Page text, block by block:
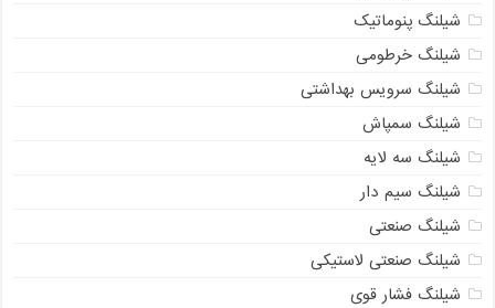
شیلنگ پنوماتیک
شیلنگ خرطومی
شیلنگ سرویس بهداشتی
شیلنگ سمپاش
شیلنگ سه لایه
شیلنگ سیم دار
شیلنگ صنعتی
شیلنگ صنعتی لاستیکی
شیلنگ فشار قوی